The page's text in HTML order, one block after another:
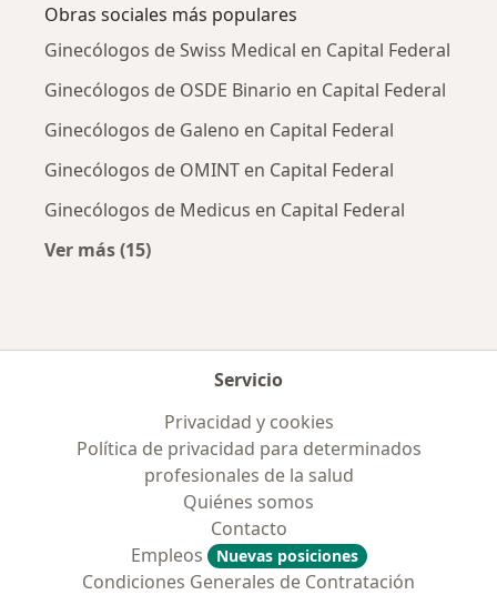
Obras sociales más populares
Ginecólogos de Swiss Medical en Capital Federal
Ginecólogos de OSDE Binario en Capital Federal
Ginecólogos de Galeno en Capital Federal
Ginecólogos de OMINT en Capital Federal
Ginecólogos de Medicus en Capital Federal
Ver más (15)
Servicio
Privacidad y cookies
Política de privacidad para determinados
profesionales de la salud
Quiénes somos
Contacto
Empleos
Nuevas posiciones
Condiciones Generales de Contratación